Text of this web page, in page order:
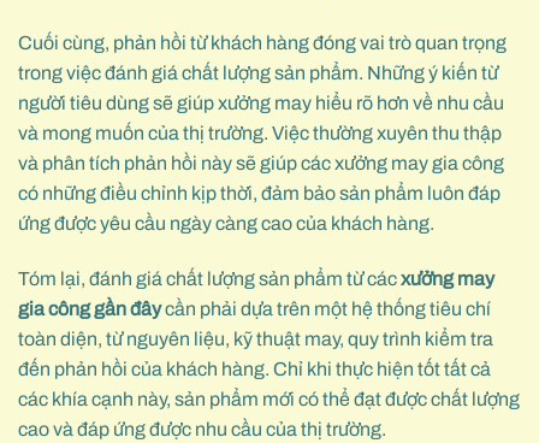
Cuối cùng, phản hồi từ khách hàng đóng vai trò quan trọng
trong việc đánh giá chất lượng sản phẩm. Những ý kiến từ
người tiêu dùng sẽ giúp xưởng may hiểu rõ hơn về nhu cầu
và mong muốn của thị trường. Việc thường xuyên thu thập
và phân tích phản hồi này sẽ giúp các xưởng may gia công
có những điều chỉnh kịp thời, đảm bảo sản phẩm luôn đáp
ứng được yêu cầu ngày càng cao của khách hàng.
Tóm lại, đánh giá chất lượng sản phẩm từ cácxưởng may
gia công gần đâycần phải dựa trên một hệ thống tiêu chí
toàn diện, từ nguyên liệu, kỹ thuật may, quy trình kiểm tra
đến phản hồi của khách hàng. Chỉ khi thực hiện tốt tất cả
các khía cạnh này, sản phẩm mới có thể đạt được chất lượng
cao và đáp ứng được nhu cầu của thị trường.